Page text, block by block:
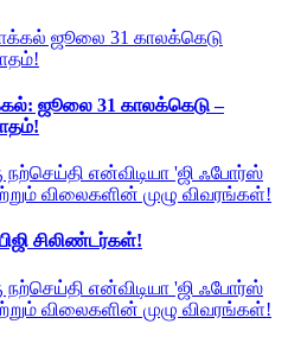
ஜூலை 31 காலக்கெடு –
சிலிண்டர்கள்!